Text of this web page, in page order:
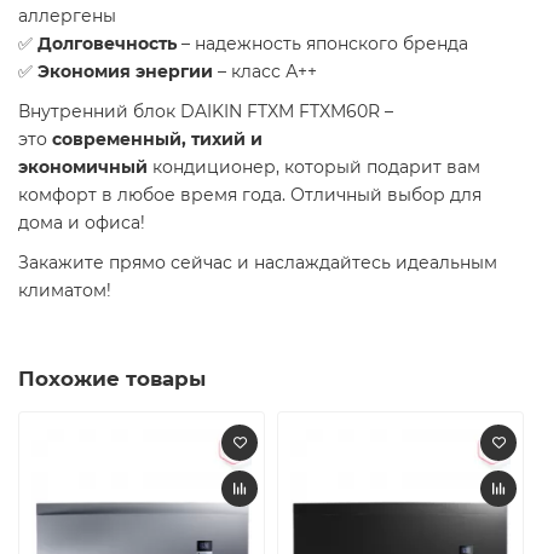
аллергены
✅ Долговечность – надежность японского бренда
✅ Экономия энергии – класс А++
Внутренний блок DAIKIN FTXM FTXM60R –
это современный, тихий и
экономичный кондиционер, который подарит вам
комфорт в любое время года. Отличный выбор для
дома и офиса!
Закажите прямо сейчас и наслаждайтесь идеальным
климатом!
Похожие товары